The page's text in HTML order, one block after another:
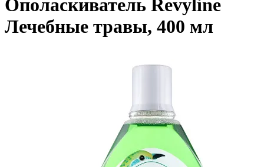
Ополаскиватель Revyline
Лечебные травы, 400 мл